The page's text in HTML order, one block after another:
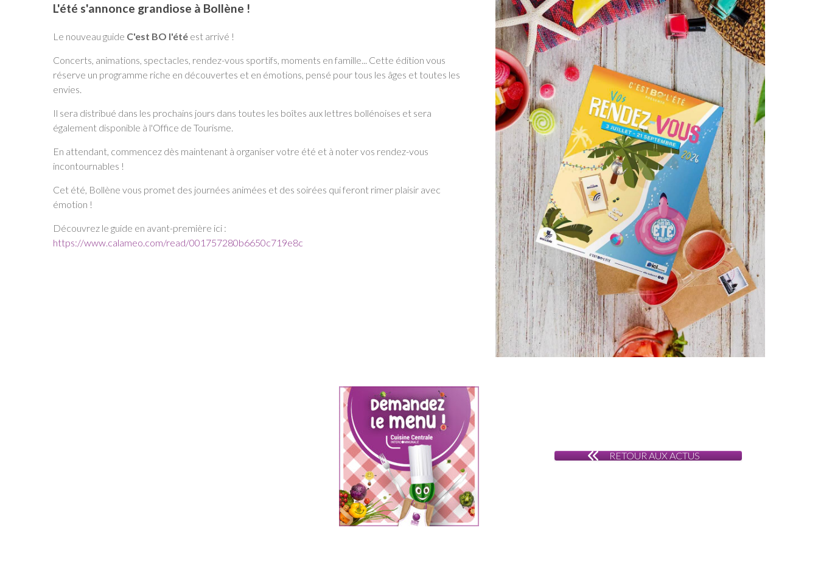
L'été s'annonce grandiose à Bollène !
Le nouveau guide C'est BO l'été est arrivé !
Concerts, animations, spectacles, rendez-vous sportifs, moments en famille... Cette édition vous
réserve un programme riche en découvertes et en émotions, pensé pour tous les âges et toutes les
envies.
Il sera distribué dans les prochains jours dans toutes les boîtes aux lettres bollénoises et sera
également disponible à l'Office de Tourisme.
En attendant, commencez dès maintenant à organiser votre été et à noter vos rendez-vous
incontournables !
Cet été, Bollène vous promet des journées animées et des soirées qui feront rimer plaisir avec
émotion !
Découvrez le guide en avant-première ici :
https://www.calameo.com/read/001757280b6650c719e8c
RETOUR AUX ACTUS